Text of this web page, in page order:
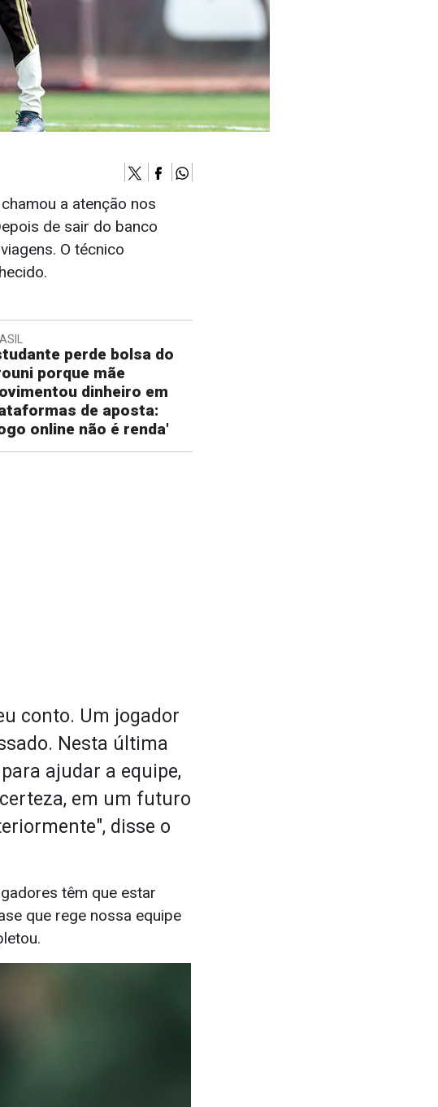
a atenção nos
de sair do banco
O técnico
perde bolsa do
porque mãe
dinheiro em
de aposta:
online não é renda'
conto. Um jogador
Nesta última
ajudar a equipe,
em um futuro
disse o
têm que estar
que rege nossa equipe